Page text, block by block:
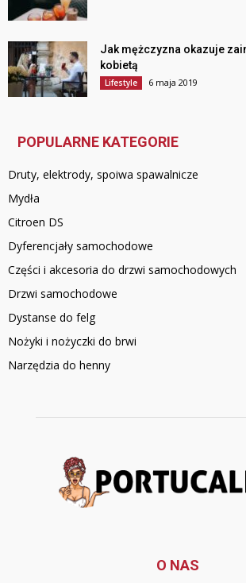
Jak mężczyzna okazuje
kobietą
Lifestyle 6 maja 2019
POPULARNE KATEGORIE
Druty, elektrody, spoiwa spawalnicze
Mydła
Citroen DS
Dyferencjały samochodowe
Części i akcesoria do drzwi samochodowych
Drzwi samochodowe
Dystanse do felg
Nożyki i nożyczki do brwi
Narzędzia do henny
O NAS